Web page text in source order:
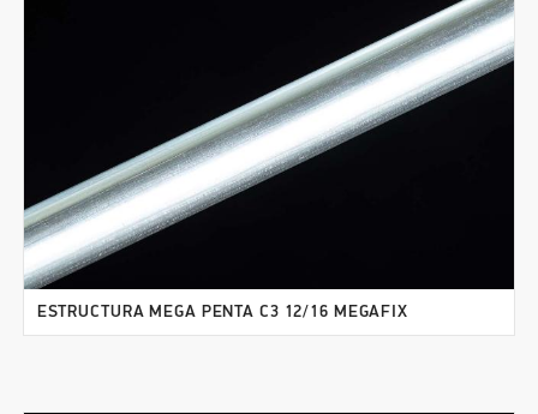
ESTRUCTURA MEGA PENTA C3 12/16 MEGAFIX